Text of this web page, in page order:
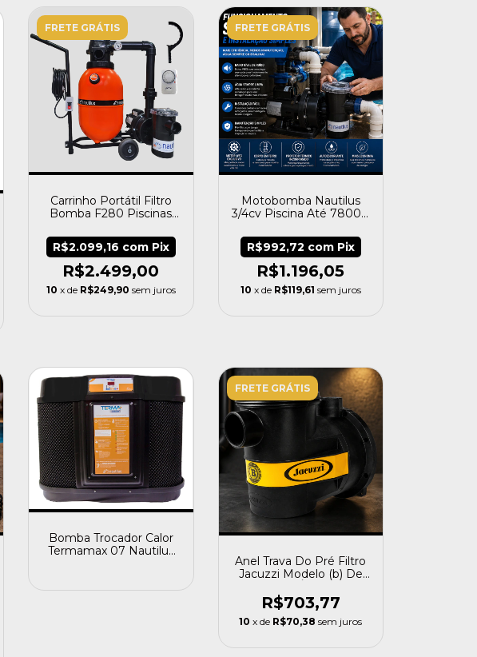
FRETE GRÁTIS
Carrinho Portátil Filtro
Bomba F280 Piscinas
R$2.499,00
R$2.099,16 com Pix
10 x de R$249,90 sem juros
FRETE GRÁTIS
Motobomba Nautilus
3/4cv Piscina Até 78000
R$1.196,05
R$992,72 com Pix
10 x de R$119,61 sem juros
Bomba Trocador Calor
Termamax 07 Nautilus
FRETE GRÁTIS
Anel Trava Do Pré Filtro
Jacuzzi Modelo (b) De
R$703,77
10 x de R$70,38 sem juros